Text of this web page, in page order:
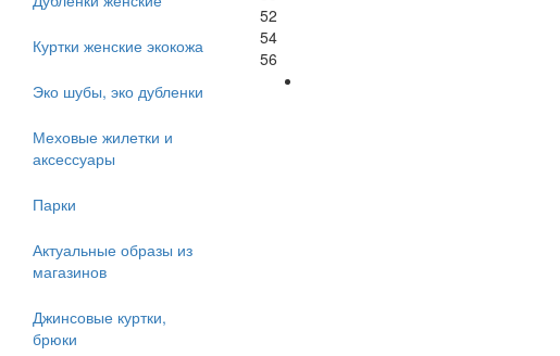
Куртки женские экокожа
Эко шубы, эко дубленки
Меховые жилетки и
аксессуары
Парки
Актуальные образы из
магазинов
Джинсовые куртки,
брюки
52
54
56